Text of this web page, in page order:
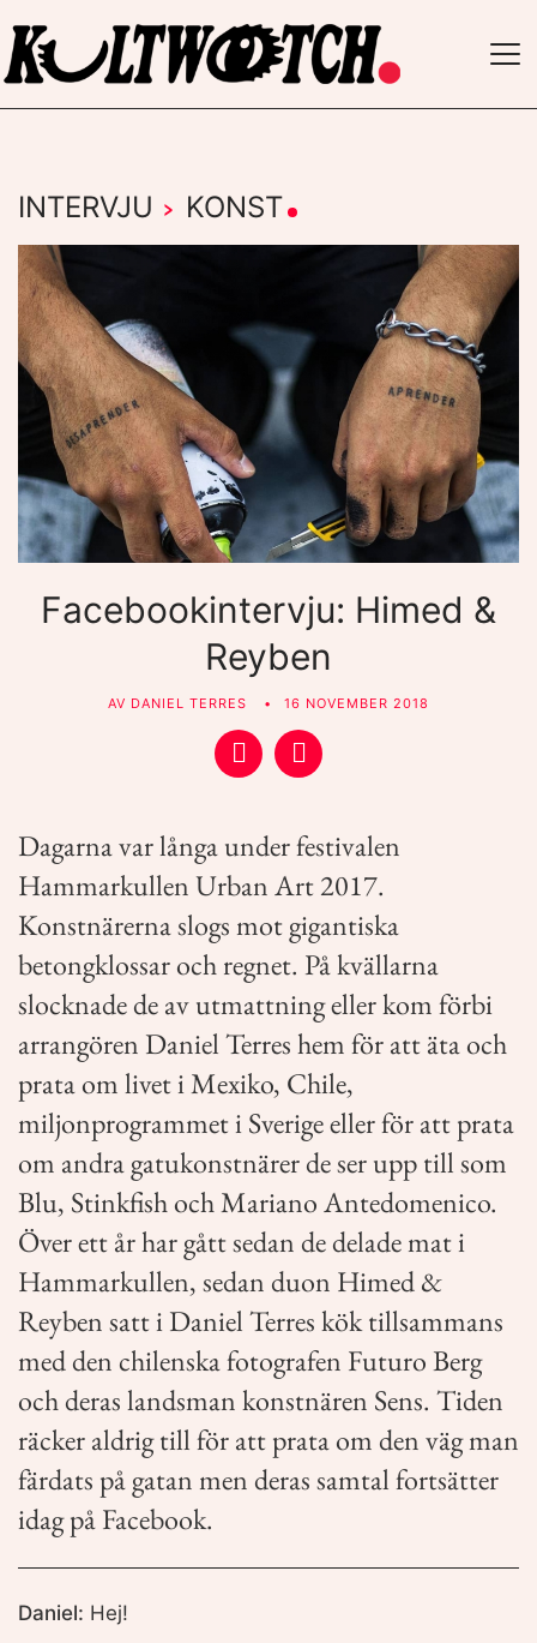
INTERVJU › KONST
Facebookintervju: Himed &
Reyben
AV DANIEL TERRES 16 NOVEMBER 2018
Dagarnavar långa under festivalen
Hammarkullen Urban Art 2017.
Konstnärerna slogs mot gigantiska
betongklossar och regnet. På kvällarna
slocknade de av utmattning eller kom förbi
arrangören Daniel Terres hem för att äta och
prata om livet i Mexiko, Chile,
miljonprogrammet i Sverige eller för att prata
om andra gatukonstnärer de ser upp till som
Blu, Stinkfish och Mariano Antedomenico.
Över ett år har gått sedan de delade mat i
Hammarkullen, sedan duon Himed &
Reyben satt i Daniel Terres kök tillsammans
med den chilenska fotografen Futuro Berg
och deras landsman konstnären Sens. Tiden
räcker aldrig till för att prata om den väg man
färdats på gatan men deras samtal fortsätter
idag på Facebook.
Daniel: Hej!